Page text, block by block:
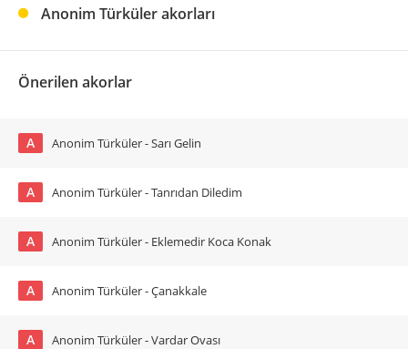
Anonim Türküler akorları
Önerilen akorlar
A Anonim Türküler - Sarı Gelin
A Anonim Türküler - Tanrıdan Diledim
A Anonim Türküler - Eklemedir Koca Konak
A Anonim Türküler - Çanakkale
A Anonim Türküler - Vardar Ovası